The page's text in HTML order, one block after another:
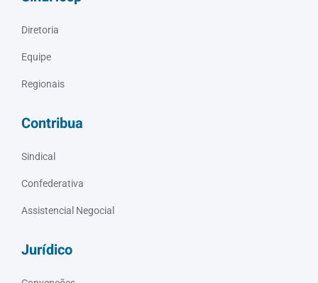
Diretoria
Equipe
Regionais
Contribua
Sindical
Confederativa
Assistencial Negocial
Jurídico